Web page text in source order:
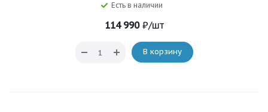
Есть в наличии
114 990₽/шт
В корзину